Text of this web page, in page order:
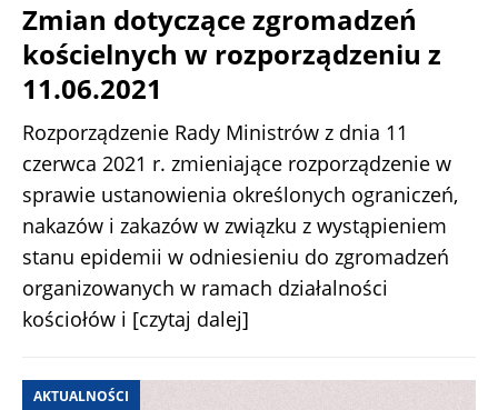
Zmian dotyczące zgromadzeń
kościelnych w rozporządzeniu z
11.06.2021
Rozporządzenie Rady Ministrów z dnia 11
czerwca 2021 r. zmieniające rozporządzenie w
sprawie ustanowienia określonych ograniczeń,
nakazów i zakazów w związku z wystąpieniem
stanu epidemii w odniesieniu do zgromadzeń
organizowanych w ramach działalności
kościołów i [czytaj dalej]
AKTUALNOŚCI